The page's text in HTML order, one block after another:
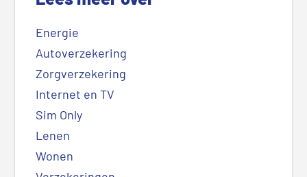
Energie
Autoverzekering
Zorgverzekering
Internet en TV
Sim Only
Lenen
Wonen